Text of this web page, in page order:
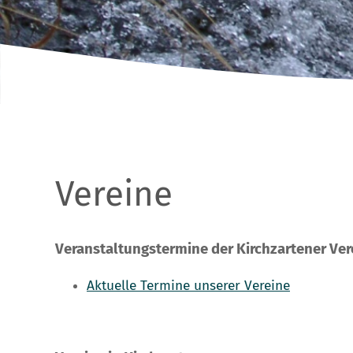
Vereine
Veranstaltungstermine der Kirchzartener
Aktuelle Termine unserer Vereine